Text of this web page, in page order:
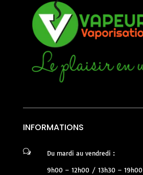
INFORMATIONS
w Du mardi au vendredi :
9h00 – 12h00 / 13h30 – 19h00